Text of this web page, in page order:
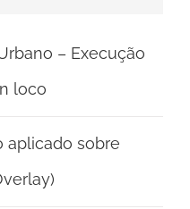
– Execução
loco
aplicado sobre